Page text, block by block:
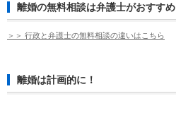
離婚の無料相談は弁護士がおすすめ
＞＞ 行政と弁護士の無料相談の違いはこちら
離婚は計画的に！